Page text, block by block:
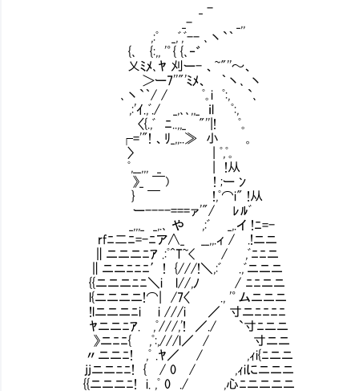
_ -
_- _,,
,:ﾟ _,ﾞ,ﾞ-- ､丶`｀
{､ {:,, '゜{ {､‐゛
乂ﾐﾒ､ﾔ 刈ー- 、~"''～、
＞ー7''"'ﾐﾒ、 ｀丶､ 丶
､丶`｀/ / ﾟ｡i ﾟ:, `､
,:'ｲ.,ﾞ./ _,､､,,_ ｉl ﾟ:,
〈{.,ﾞ ﾆ..,,_ "''|! ﾟ｡ 兄貴たちもあの日
┌='"! 、ﾘ_,,..≫ 小 。
〉 | ﾟ,ﾟ｡ 個性を気にして近づ
ﾟ,__,,, _ | !从
》_ ￣) ! ;ー ﾝ f´￣￣￣￣￣￣￣￣
} ￣ !,ﾟ⌒i" !从 | 単に事件を引き起こ
ー----===ァ'"/ ﾚﾙﾞ | それ
_,,,_ _,.､ や ,:ﾞ _,.イ !ﾆ=- 乂＿＿＿＿＿
rfﾆ二ﾆ=-ﾆア∧_ __,,.ィ / .!ニニ
∥ニニニﾆｱ .:ﾟ^T~< / ,
∥ニニﾆﾆﾆ′! {///!＼,:ﾞ .,ﾞニニニ
{{ニニニﾆﾆ＼i l//,ﾉ / ﾆﾆニニ
l{ニニニニ!⌒| /7〈 ., '゜ムニニニ
!lニニニﾆi i ///i ／ 寸ニﾆﾆﾆﾆ
ﾔニニﾆｱ. ,ﾟ///,'! ／./ `寸ﾆニニ
》ニﾆﾆ{ ,ﾟ:,///l／ / 寸ニニ
〃ニニﾆ! ,ﾟ .ﾔ／ / ,ｨi{ﾆニニ
jjニニﾆﾆ! { / 0 / ,ｨiにニニニ
{{ニニニﾆ! i. ,ﾟ 0 ./ ,心ﾆニニニニ